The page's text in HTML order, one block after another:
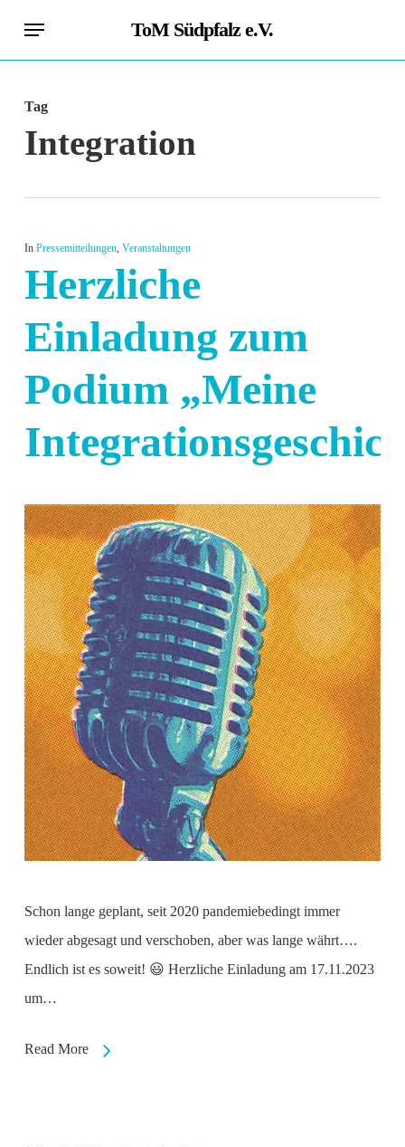
content
ToM Südpfalz e.V.
Menu
Tag
Integration
In Pressemitteilungen, Veranstaltungen
Herzliche
Einladung zum
Podium „Meine
Schon lange geplant, seit 2020 pandemiebedingt immer
wieder abgesagt und verschoben, aber was lange währt….
Endlich ist es soweit! 😃 Herzliche Einladung am 17.11.2023
um…
Read More